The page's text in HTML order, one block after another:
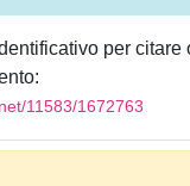
per citare
11583/1672763